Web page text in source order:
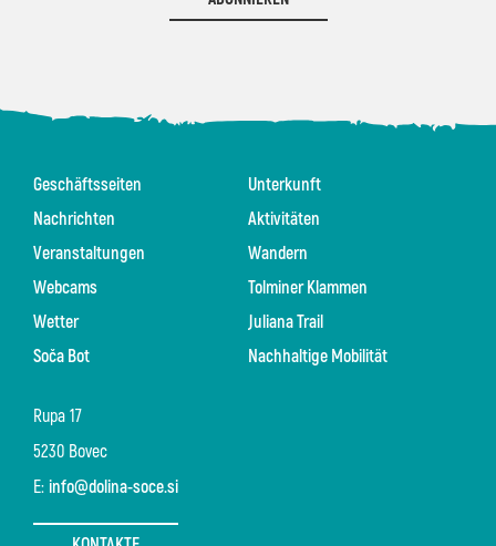
Rupa 17
5230 Bovec
E: info@dolina-soce.si
Geschäftsseiten
Nachrichten
Veranstaltungen
Webcams
Wetter
Soča Bot
Unterkunft
Aktivitäten
Wandern
Tolminer Klammen
Juliana Trail
Nachhaltige Mobilität